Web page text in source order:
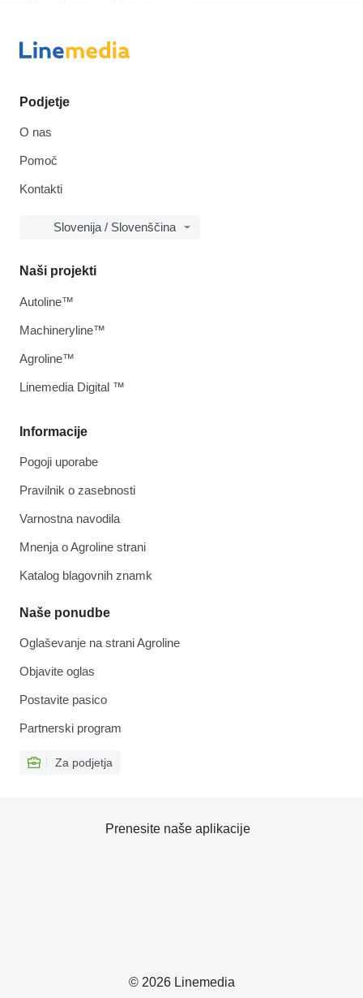
Podjetje
O nas
Pomoč
Kontakti
Slovenija / Slovenščina
Informacije
Pogoji uporabe
Pravilnik o zasebnosti
Varnostna navodila
Mnenja o Agroline strani
Katalog blagovnih znamk
Naše ponudbe
Oglaševanje na strani Agroline
Objavite oglas
Postavite pasico
Partnerski program
Za podjetja
Naši projekti
Autoline™
Machineryline™
Agroline™
Linemedia Digital ™
© 2026 Linemedia
Prenesite naše aplikacije